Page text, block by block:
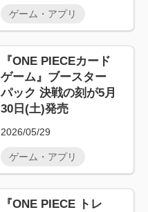
ゲーム・アプリ
『ONE PIECEカード
ゲーム』ブースター
パック 決戦の刻が5月
30日(土)発売
2026/05/29
ゲーム・アプリ
『ONE PIECE トレ